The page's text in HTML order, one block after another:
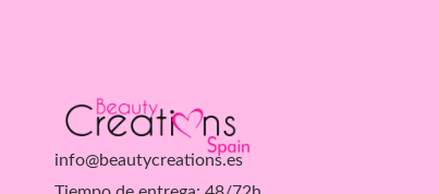
info@beautycreations.es